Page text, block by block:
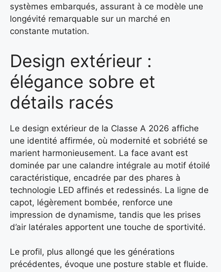
systèmes embarqués, assurant à ce modèle une
longévité remarquable sur un marché en
constante mutation.
Design extérieur :
élégance sobre et
détails racés
Le design extérieur de la Classe A 2026 affiche
une identité affirmée, où modernité et sobriété se
marient harmonieusement. La face avant est
dominée par une calandre intégrale au motif étoilé
caractéristique, encadrée par des phares à
technologie LED affinés et redessinés. La ligne de
capot, légèrement bombée, renforce une
impression de dynamisme, tandis que les prises
d’air latérales apportent une touche de sportivité.
Le profil, plus allongé que les générations
précédentes, évoque une posture stable et fluide.